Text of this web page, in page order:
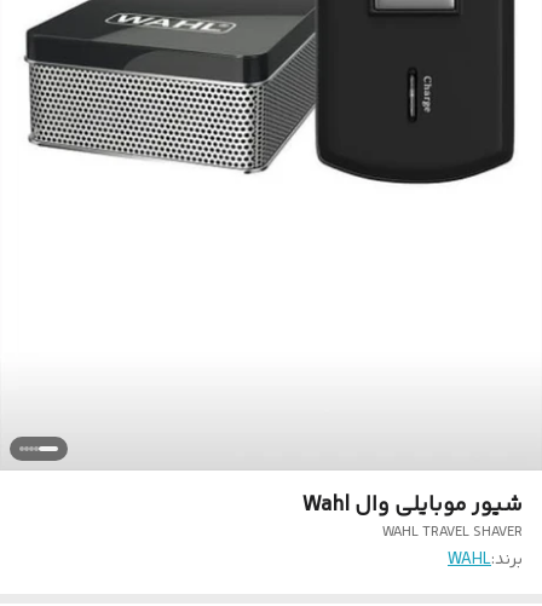
شیور موبایلی وال Wahl
WAHL TRAVEL SHAVER
برند:WAHL